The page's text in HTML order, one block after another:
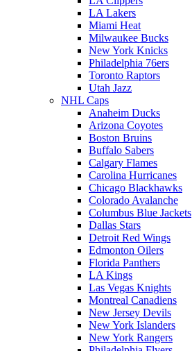
LA Lakers
Miami Heat
Milwaukee Bucks
New York Knicks
Philadelphia 76ers
Toronto Raptors
Utah Jazz
NHL Caps
Anaheim Ducks
Arizona Coyotes
Boston Bruins
Buffalo Sabers
Calgary Flames
Carolina Hurricanes
Chicago Blackhawks
Colorado Avalanche
Columbus Blue Jackets
Dallas Stars
Detroit Red Wings
Edmonton Oilers
Florida Panthers
LA Kings
Las Vegas Knights
Montreal Canadiens
New Jersey Devils
New York Islanders
New York Rangers